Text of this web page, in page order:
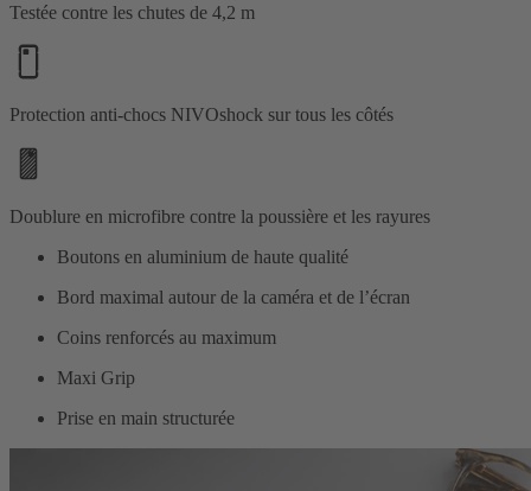
Testée contre les chutes de 4,2 m
Protection anti-chocs NIVOshock sur tous les côtés
Doublure en microfibre contre la poussière et les rayures
Boutons en aluminium de haute qualité
Bord maximal autour de la caméra et de l’écran
Coins renforcés au maximum
Maxi Grip
Prise en main structurée